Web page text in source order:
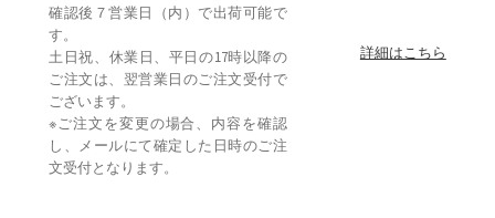
確認後７営業日（内）で出荷可能で
す。
土日祝、休業日、平日の17時以降の
ご注文は、翌営業日のご注文受付で
ございます。
※ご注文を変更の場合、内容を確認
し、メールにて確定した日時のご注
文受付となります。
詳細はこちら